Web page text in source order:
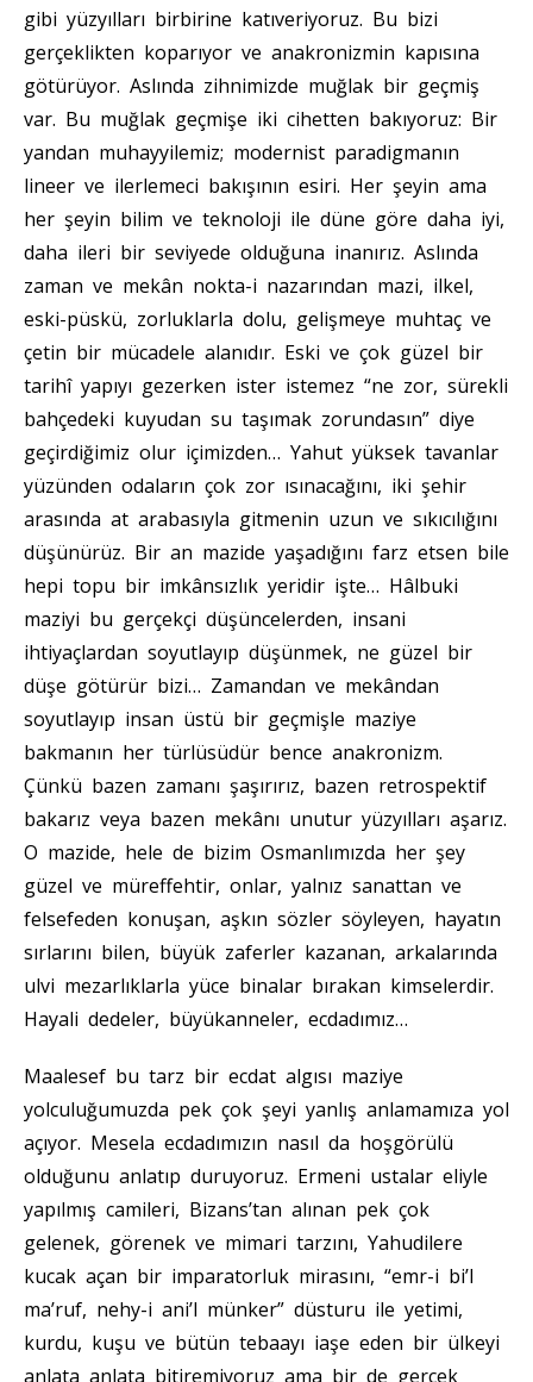
gibi yüzyılları birbirine katıveriyoruz. Bu bizi
gerçeklikten koparıyor ve anakronizmin kapısına
götürüyor. Aslında zihnimizde muğlak bir geçmiş
var. Bu muğlak geçmişe iki cihetten bakıyoruz: Bir
yandan muhayyilemiz; modernist paradigmanın
lineer ve ilerlemeci bakışının esiri. Her şeyin ama
her şeyin bilim ve teknoloji ile düne göre daha iyi,
daha ileri bir seviyede olduğuna inanırız. Aslında
zaman ve mekân nokta-i nazarından mazi, ilkel,
eski-püskü, zorluklarla dolu, gelişmeye muhtaç ve
çetin bir mücadele alanıdır. Eski ve çok güzel bir
tarihî yapıyı gezerken ister istemez “ne zor, sürekli
bahçedeki kuyudan su taşımak zorundasın” diye
geçirdiğimiz olur içimizden… Yahut yüksek tavanlar
yüzünden odaların çok zor ısınacağını, iki şehir
arasında at arabasıyla gitmenin uzun ve sıkıcılığını
düşünürüz. Bir an mazide yaşadığını farz etsen bile
hepi topu bir imkânsızlık yeridir işte… Hâlbuki
maziyi bu gerçekçi düşüncelerden, insani
ihtiyaçlardan soyutlayıp düşünmek, ne güzel bir
düşe götürür bizi… Zamandan ve mekândan
soyutlayıp insan üstü bir geçmişle maziye
bakmanın her türlüsüdür bence anakronizm.
Çünkü bazen zamanı şaşırırız, bazen retrospektif
bakarız veya bazen mekânı unutur yüzyılları aşarız.
O mazide, hele de bizim Osmanlımızda her şey
güzel ve müreffehtir, onlar, yalnız sanattan ve
felsefeden konuşan, aşkın sözler söyleyen, hayatın
sırlarını bilen, büyük zaferler kazanan, arkalarında
ulvi mezarlıklarla yüce binalar bırakan kimselerdir.
Hayali dedeler, büyükanneler, ecdadımız…
Maalesef bu tarz bir ecdat algısı maziye
yolculuğumuzda pek çok şeyi yanlış anlamamıza yol
açıyor. Mesela ecdadımızın nasıl da hoşgörülü
olduğunu anlatıp duruyoruz. Ermeni ustalar eliyle
yapılmış camileri, Bizans’tan alınan pek çok
gelenek, görenek ve mimari tarzını, Yahudilere
kucak açan bir imparatorluk mirasını, “emr-i bi’l
ma’ruf, nehy-i ani’l münker” düsturu ile yetimi,
kurdu, kuşu ve bütün tebaayı iaşe eden bir ülkeyi
anlata anlata bitiremiyoruz ama bir de gerçek